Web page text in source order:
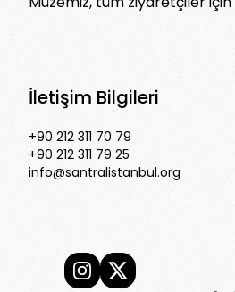
İletişim Bilgileri
+90 212 311 70 79
+90 212 311 79 25
info@santralistanbul.org